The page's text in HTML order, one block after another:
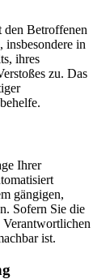
den Betroffenen
insbesondere in
ihres
zu. Das
Ihrer
gängigen,
Sofern Sie die
Verantwortlichen
ist.